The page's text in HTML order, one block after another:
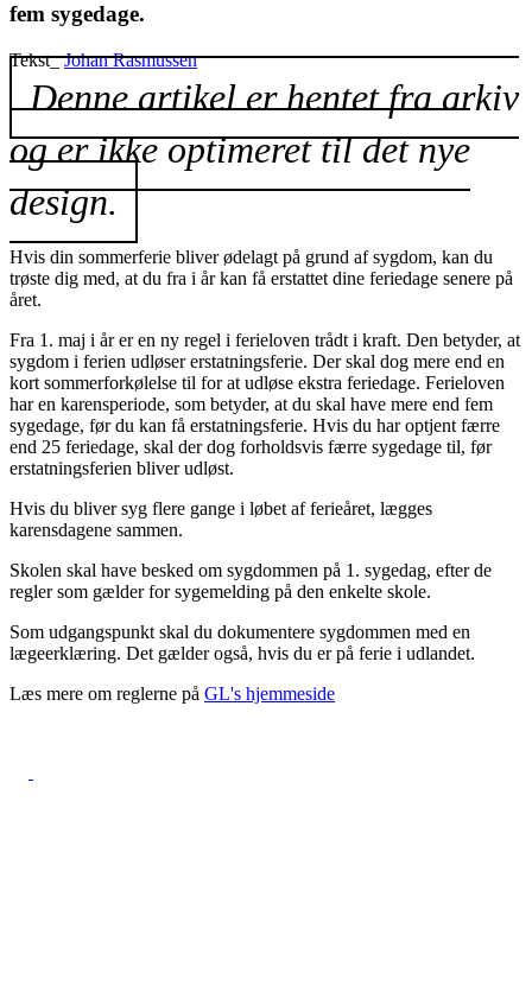
fem sygedage.
Tekst_Johan Rasmussen
Denne artikel er hentet fra arkiv
og er ikke optimeret til det nye
design.
Hvis din sommerferie bliver ødelagt på grund af sygdom, kan du
trøste dig med, at du fra i år kan få erstattet dine feriedage senere på
året.
Fra 1. maj i år er en ny regel i ferieloven trådt i kraft. Den betyder, at
sygdom i ferien udløser erstatningsferie. Der skal dog mere end en
kort sommerforkølelse til for at udløse ekstra feriedage. Ferieloven
har en karensperiode, som betyder, at du skal have mere end fem
sygedage, før du kan få erstatningsferie. Hvis du har optjent færre
end 25 feriedage, skal der dog forholdsvis færre sygedage til, før
erstatningsferien bliver udløst.
Hvis du bliver syg flere gange i løbet af ferieåret, lægges
karensdagene sammen.
Skolen skal have besked om sygdommen på 1. sygedag, efter de
regler som gælder for sygemelding på den enkelte skole.
Som udgangspunkt skal du dokumentere sygdommen med en
lægeerklæring. Det gælder også, hvis du er på ferie i udlandet.
Læs mere om reglerne på GL's hjemmeside